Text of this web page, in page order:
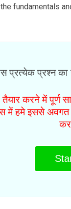
fundamentals
प्रत्येक प्रश्न का
करने में पूर्ण
में हमे इससे
कर